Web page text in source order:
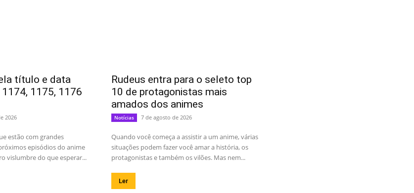
título e data
1175, 1176
2026
estão com grandes
episódios do anime
vislumbre do que esperar...
Rudeus entra para o seleto top
10 de protagonistas mais
amados dos animes
Notícias 7 de agosto de 2026
Quando você começa a assistir a um anime, várias
situações podem fazer você amar a história, os
protagonistas e também os vilões. Mas nem...
Ler